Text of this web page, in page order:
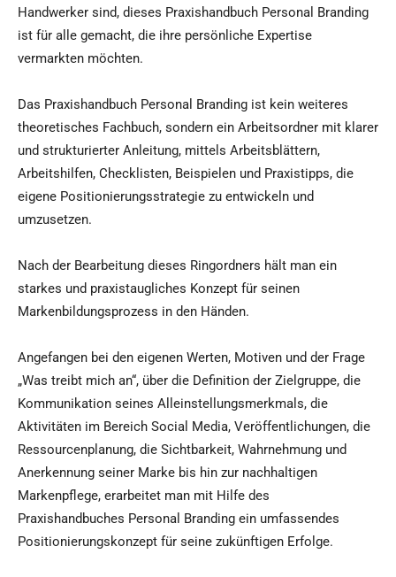
Handwerker sind, dieses Praxishandbuch Personal Branding
ist für alle gemacht, die ihre persönliche Expertise
vermarkten möchten.
Das Praxishandbuch Personal Branding ist kein weiteres
theoretisches Fachbuch, sondern ein Arbeitsordner mit klarer
und strukturierter Anleitung, mittels Arbeitsblättern,
Arbeitshilfen, Checklisten, Beispielen und Praxistipps, die
eigene Positionierungsstrategie zu entwickeln und
umzusetzen.
Nach der Bearbeitung dieses Ringordners hält man ein
starkes und praxistaugliches Konzept für seinen
Markenbildungsprozess in den Händen.
Angefangen bei den eigenen Werten, Motiven und der Frage
„Was treibt mich an“, über die Definition der Zielgruppe, die
Kommunikation seines Alleinstellungsmerkmals, die
Aktivitäten im Bereich Social Media, Veröffentlichungen, die
Ressourcenplanung, die Sichtbarkeit, Wahrnehmung und
Anerkennung seiner Marke bis hin zur nachhaltigen
Markenpflege, erarbeitet man mit Hilfe des
Praxishandbuches Personal Branding ein umfassendes
Positionierungskonzept für seine zukünftigen Erfolge.